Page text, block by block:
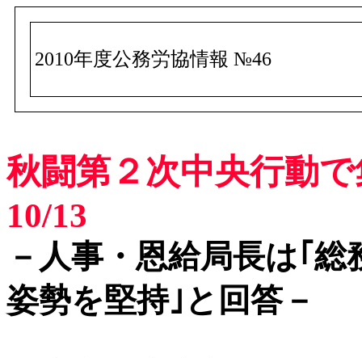
2010年度公務労協情報 №46
秋闘第２次中央行動
10/13
－人事・恩給局長は｢
姿勢を堅持｣と回答－